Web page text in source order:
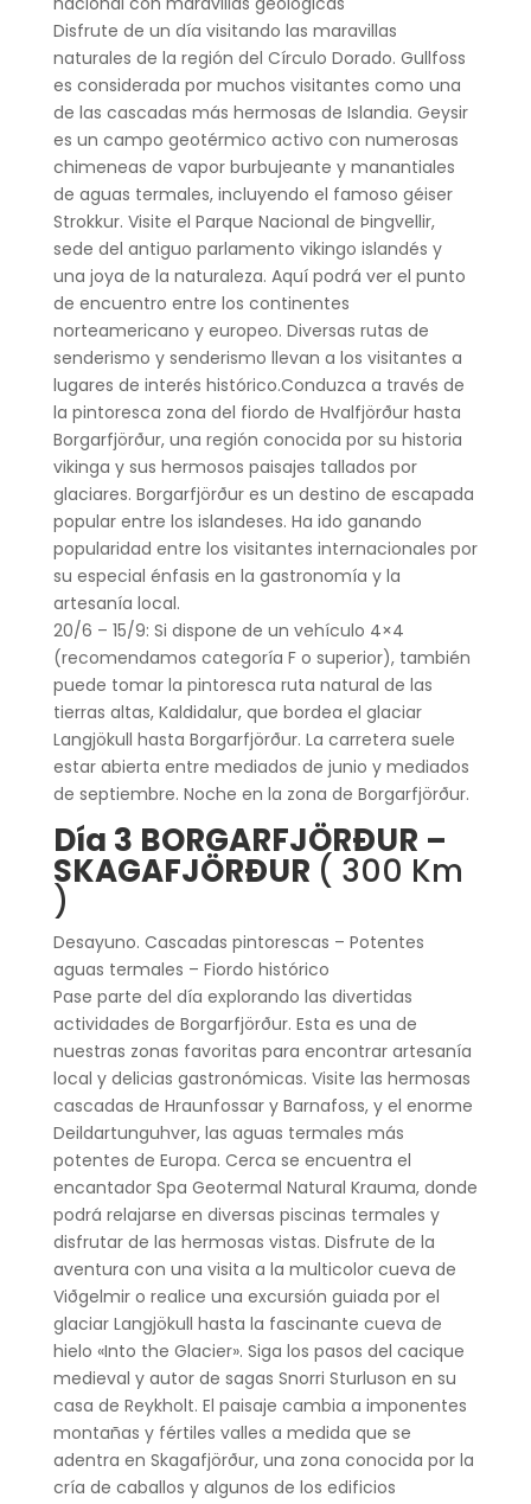
Disfrute de un día visitando las maravillas
naturales de la región del Círculo Dorado. Gullfoss
es considerada por muchos visitantes como una
de las cascadas más hermosas de Islandia. Geysir
es un campo geotérmico activo con numerosas
chimeneas de vapor burbujeante y manantiales
de aguas termales, incluyendo el famoso géiser
Strokkur. Visite el Parque Nacional de Þingvellir,
sede del antiguo parlamento vikingo islandés y
una joya de la naturaleza. Aquí podrá ver el punto
de encuentro entre los continentes
norteamericano y europeo. Diversas rutas de
senderismo y senderismo llevan a los visitantes a
lugares de interés histórico.Conduzca a través de
la pintoresca zona del fiordo de Hvalfjörður hasta
Borgarfjörður, una región conocida por su historia
vikinga y sus hermosos paisajes tallados por
glaciares. Borgarfjörður es un destino de escapada
popular entre los islandeses. Ha ido ganando
popularidad entre los visitantes internacionales por
su especial énfasis en la gastronomía y la
artesanía local.
20/6 – 15/9: Si dispone de un vehículo 4×4
(recomendamos categoría F o superior), también
puede tomar la pintoresca ruta natural de las
tierras altas, Kaldidalur, que bordea el glaciar
Langjökull hasta Borgarfjörður. La carretera suele
estar abierta entre mediados de junio y mediados
de septiembre. Noche en la zona de Borgarfjörður.
Día 3 BORGARFJÖRÐUR –
SKAGAFJÖRÐUR ( 300 Km
)
Desayuno. Cascadas pintorescas – Potentes
aguas termales – Fiordo histórico
Pase parte del día explorando las divertidas
actividades de Borgarfjörður. Esta es una de
nuestras zonas favoritas para encontrar artesanía
local y delicias gastronómicas. Visite las hermosas
cascadas de Hraunfossar y Barnafoss, y el enorme
Deildartunguhver, las aguas termales más
potentes de Europa. Cerca se encuentra el
encantador Spa Geotermal Natural Krauma, donde
podrá relajarse en diversas piscinas termales y
disfrutar de las hermosas vistas. Disfrute de la
aventura con una visita a la multicolor cueva de
Viðgelmir o realice una excursión guiada por el
glaciar Langjökull hasta la fascinante cueva de
hielo «Into the Glacier». Siga los pasos del cacique
medieval y autor de sagas Snorri Sturluson en su
casa de Reykholt. El paisaje cambia a imponentes
montañas y fértiles valles a medida que se
adentra en Skagafjörður, una zona conocida por la
cría de caballos y algunos de los edificios